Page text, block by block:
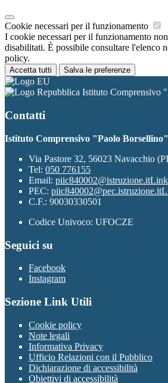
Cookie necessari per il funzionamento
I cookie necessari per il funzionamento
disabilitati. È possibile consultare l'elenco
policy.
Accetta tutti Salva le preferenze
Istituto Comprensivo
Contatti
Istituto Comprensivo "Paolo Borsellino"
Via Pastore 32, 56023 Navacchio
Tel: 050 776155
Email: piic840002@istruzione.itLink
PEC: piic840002@pec.istruzione.it
C.F.: 90030330501
Codice Univoco: UFOCZE
Seguici su
Facebook
Instagram
Sezione Link Utili
Cookie policy
Note legali
Informativa Privacy
Ufficio Relazioni con il Pubblico
Dichiarazione di accessibilità
Obiettivi di accessibilità